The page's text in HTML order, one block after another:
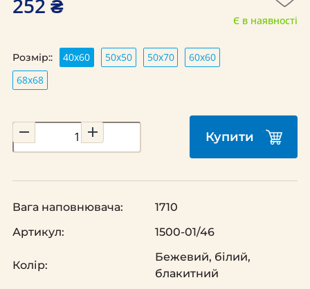
252 ₴
Є в наявності
Розмір:: 40х60 50х50 50х70
60х60
68х68
Купити
Вага наповнювача:
1710
Артикул:
1500-01/46
Колір:
Бежевий, білий,
блакитний